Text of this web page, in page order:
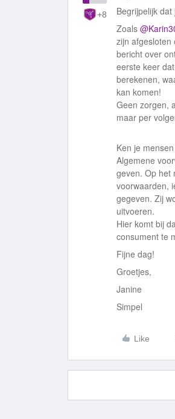
+8
Begrijpelijk
Zoals
zijn afgesloten
bericht over
eerste keer
berekenen,
kan komen!
Geen zorgen,
maar per
Ken je
Algemene
geven. Op het
voorwaarden,
gegeven. Zij
uitvoeren.
Hier komt bij
consument te
Fijne dag!
Groetjes,
Janine
Simpel
Like